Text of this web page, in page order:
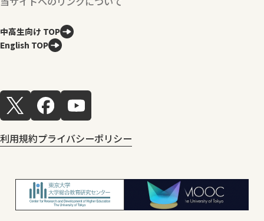
中高生向け TOP
English TOP
利用規約プライバシーポリシー